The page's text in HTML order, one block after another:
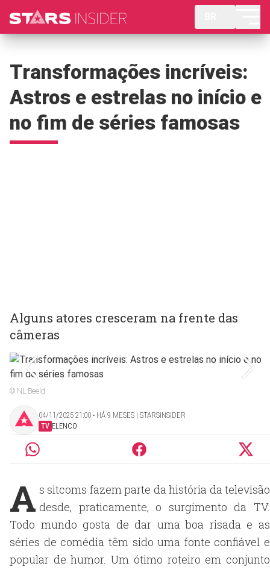
Transformações incríveis:
Astros e estrelas no início e
no fim de séries famosas
Alguns atores cresceram na frente das
câmeras
© NL Beeld
04/11/2025 21:00 ‧ HÁ 9 MESES | STARSINSIDER
TV ELENCO
A s sitcoms fazem parte da história da televisão
desde, praticamente, o surgimento da TV.
Todo mundo gosta de dar uma boa risada e as
séries de comédia têm sido uma fonte confiável e
popular de humor. Um ótimo roteiro em conjunto